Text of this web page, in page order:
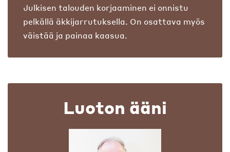
Julkisen talouden korjaaminen ei onnistu
pelkällä äkkijarrutuksella. On osattava myös
väistää ja painaa kaasua.
Luoton ääni